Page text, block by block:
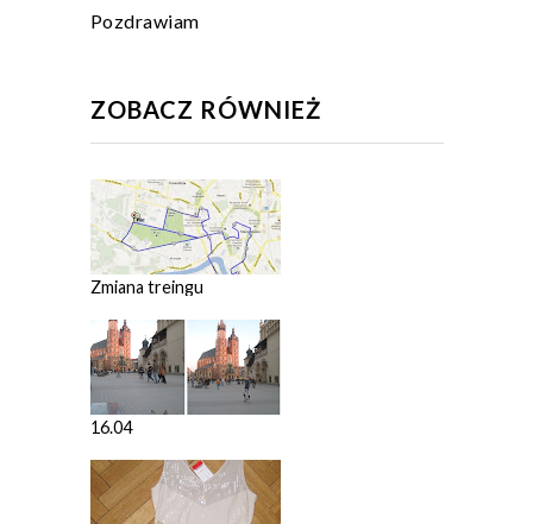
Pozdrawiam
ZOBACZ RÓWNIEŻ
Zmiana treingu
16.04